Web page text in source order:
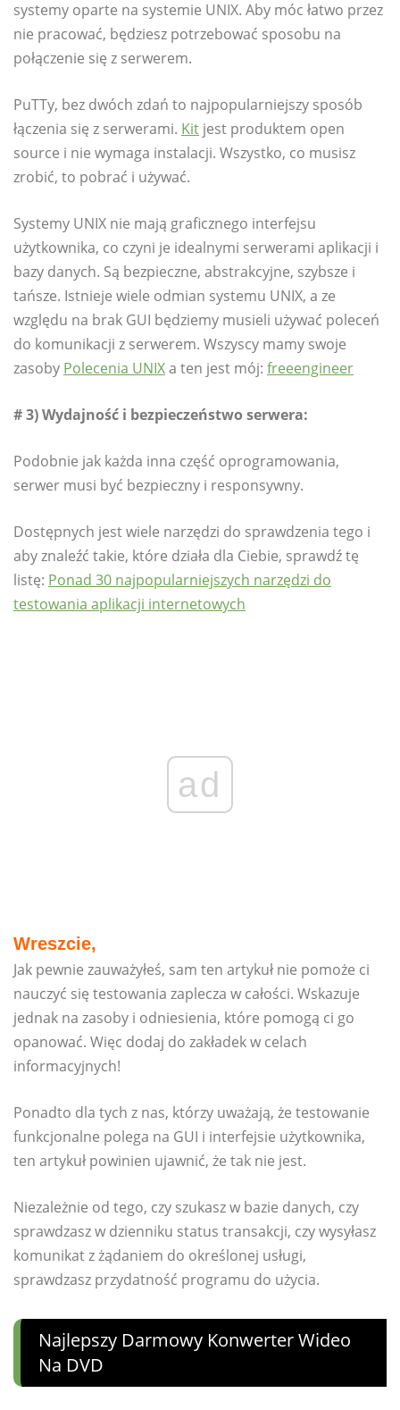
systemy oparte na systemie UNIX. Aby móc łatwo przez
nie pracować, będziesz potrzebować sposobu na
połączenie się z serwerem.
PuTTy, bez dwóch zdań to najpopularniejszy sposób
łączenia się z serwerami. Kit jest produktem open
source i nie wymaga instalacji. Wszystko, co musisz
zrobić, to pobrać i używać.
Systemy UNIX nie mają graficznego interfejsu
użytkownika, co czyni je idealnymi serwerami aplikacji i
bazy danych. Są bezpieczne, abstrakcyjne, szybsze i
tańsze. Istnieje wiele odmian systemu UNIX, a ze
względu na brak GUI będziemy musieli używać poleceń
do komunikacji z serwerem. Wszyscy mamy swoje
zasoby Polecenia UNIXa ten jest mój: freeengineer
# 3) Wydajność i bezpieczeństwo serwera:
Podobnie jak każda inna część oprogramowania,
serwer musi być bezpieczny i responsywny.
Dostępnych jest wiele narzędzi do sprawdzenia tego i
aby znaleźć takie, które działa dla Ciebie, sprawdź tę
listę: Ponad 30 najpopularniejszych narzędzi do
testowania aplikacji internetowych
ad
Wreszcie,
Jak pewnie zauważyłeś, sam ten artykuł nie pomoże ci
nauczyć się testowania zaplecza w całości. Wskazuje
jednak na zasoby i odniesienia, które pomogą ci go
opanować. Więc dodaj do zakładek w celach
informacyjnych!
Ponadto dla tych z nas, którzy uważają, że testowanie
funkcjonalne polega na GUI i interfejsie użytkownika,
ten artykuł powinien ujawnić, że tak nie jest.
Niezależnie od tego, czy szukasz w bazie danych, czy
sprawdzasz w dzienniku status transakcji, czy wysyłasz
komunikat z żądaniem do określonej usługi,
sprawdzasz przydatność programu do użycia.
Najlepszy Darmowy Konwerter Wideo
Na DVD